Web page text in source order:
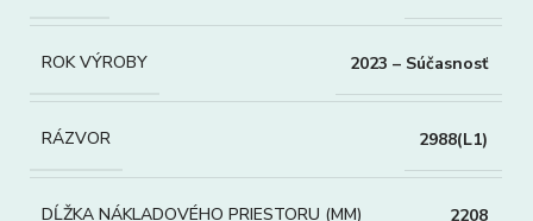
ROK VÝROBY 2023 – Súčasnosť
RÁZVOR 2988(L1)
DĹŽKA NÁKLADOVÉHO PRIESTORU (MM) 2208